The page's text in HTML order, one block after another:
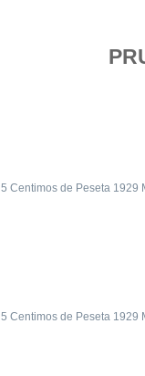
5 Centimos de Peseta 1929
5 Centimos de Peseta 1929